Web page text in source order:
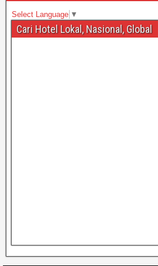
Select Language ▼
Cari Hotel Lokal, Nasional, Global